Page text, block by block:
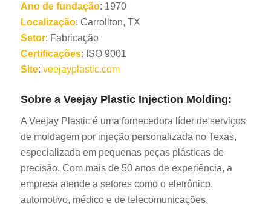
Ano de fundação: 1970
Localização: Carrollton, TX
Setor: Fabricação
Certificações: ISO 9001
Site: veejayplastic.com
Sobre a Veejay Plastic Injection Molding:
A Veejay Plastic é uma fornecedora líder de serviços
de moldagem por injeção personalizada no Texas,
especializada em pequenas peças plásticas de
precisão. Com mais de 50 anos de experiência, a
empresa atende a setores como o eletrônico,
automotivo, médico e de telecomunicações,